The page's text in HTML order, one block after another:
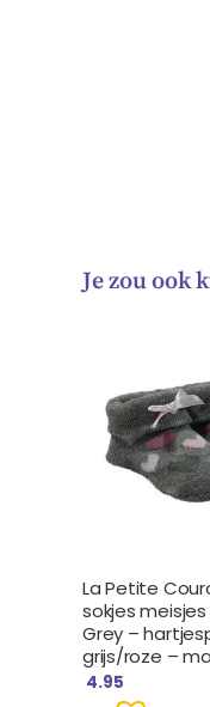
Je zou ook
La Petite
sokjes
Grey –
grijs/roze –
4.95